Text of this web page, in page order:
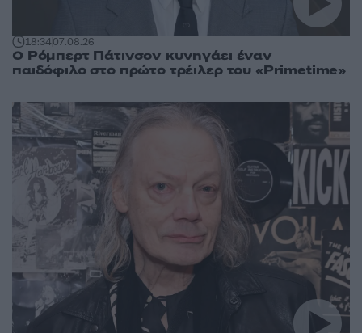
18:3407.08.26
Ο Ρόμπερτ Πάτινσον κυνηγάει έναν
παιδόφιλο στο πρώτο τρέιλερ του «Primetime»